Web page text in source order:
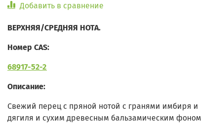
Добавить в сравнение
ВЕРХНЯЯ/СРЕДНЯЯ НОТА.
Номер CAS:
68917-52-2
Описание:
Свежий перец с пряной нотой с гранями имбиря и
дягиля и сухим древесным бальзамическим фоном